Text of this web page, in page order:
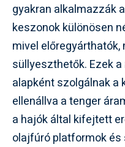
gyakran alkalmazzák
keszonok különösen
mivel
süllyeszthetők. Ezek
alapként szolgálnak
ellenállva a tenger
a hajók által kifejtett
olajfúró platformok